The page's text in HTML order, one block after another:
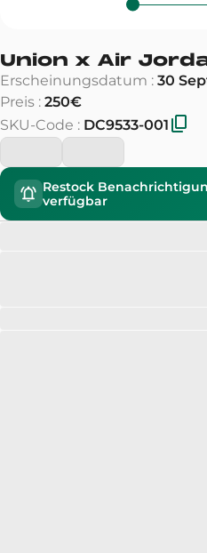
Union x Air
Erscheinungsdatum : 30
Preis : 250€
SKU-Code : DC9533-001
Restock
verfügbar